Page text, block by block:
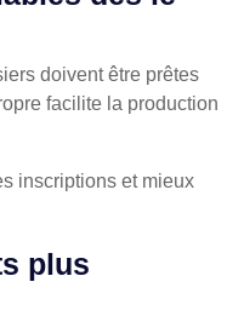
doivent être prêtes
facilite la production
inscriptions et mieux
plus